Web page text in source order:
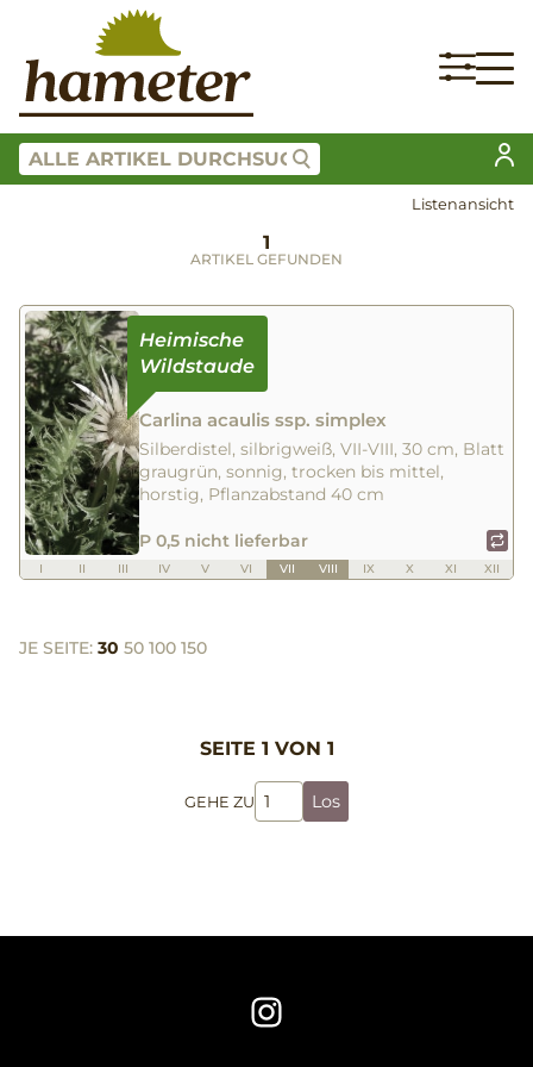
Listenansicht
1
ARTIKEL GEFUNDEN
Carlina acaulis ssp. simplex
Silberdistel, silbrigweiß, VII-VIII, 30 cm, Blatt
graugrün, sonnig, trocken bis mittel,
horstig, Pflanzabstand 40 cm
P 0,5 nicht lieferbar
I II III IV V VI VII VIII IX X XI XII
JE SEITE: 30 50 100 150
SEITE 1 VON 1
GEHE ZU Los